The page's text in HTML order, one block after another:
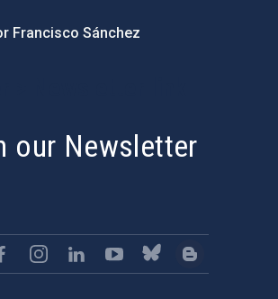
Francisco Sánchez
our Newsletter